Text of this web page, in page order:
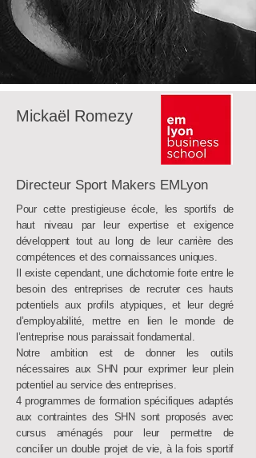
Mickaël Romezy
Directeur Sport Makers EMLyon
Pour cette prestigieuse école, les sportifs de
haut niveau par leur expertise et exigence
développent tout au long de leur carrière des
compétences et des connaissances uniques.
Il existe cependant, une dichotomie forte entre le
besoin des entreprises de recruter ces hauts
potentiels aux profils atypiques, et leur degré
d’employabilité, mettre en lien le monde de
l’entreprise nous paraissait fondamental.
Notre ambition est de donner les outils
nécessaires aux SHN pour exprimer leur plein
potentiel au service des entreprises.
4 programmes de formation spécifiques adaptés
aux contraintes des SHN sont proposés avec
cursus aménagés pour leur permettre de
concilier un double projet de vie, à la fois sportif